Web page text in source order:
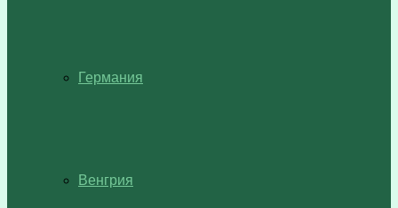
Германия
Венгрия